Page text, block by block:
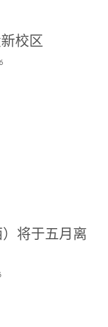
校区
）将于五月离